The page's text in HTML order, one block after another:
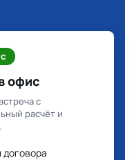
офис
с
расчёт и
договора